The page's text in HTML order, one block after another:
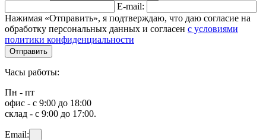
E-mail:
Нажимая «Отправить», я подтверждаю, что даю согласие на
обработку персональных данных и согласен с условиями
политики конфиденциальности
Отправить
Часы работы:
Пн - пт
офис - с 9:00 до 18:00
склад - с 9:00 до 17:00.
Email: